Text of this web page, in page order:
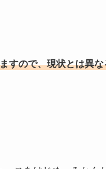
すので、現状とは異